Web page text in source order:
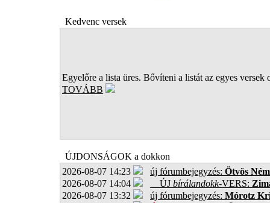
Kedvenc versek
Egyelőre a lista üres. Bővíteni a listát az egyes versek
TOVÁBB
ÚJDONSÁGOK a dokkon
2026-08-07 14:23
új fórumbejegyzés: Ötvös
2026-08-07 14:04
ÚJ bírálandokk-VERS:
2026-08-07 13:32
új fórumbejegyzés: Mórotz